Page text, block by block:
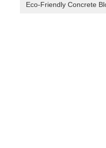
Eco-Friendly Concrete